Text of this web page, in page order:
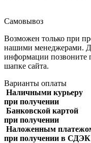
Самовывоз
Возможен только при
нашими менеджерами.
информации позвоните
шапке сайта.
Варианты оплаты
Наличными курьеру
при получении
Банковской картой
при получении
Наложенным
при получении в СДЭК